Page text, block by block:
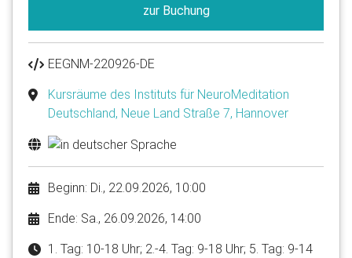
zur Buchung
EEGNM-220926-DE
Kursräume des Instituts für NeuroMeditation
Deutschland, Neue Land Straße 7, Hannover
Beginn: Di., 22.09.2026, 10:00
Ende: Sa., 26.09.2026, 14:00
1. Tag: 10-18 Uhr; 2.-4. Tag: 9-18 Uhr; 5. Tag: 9-14